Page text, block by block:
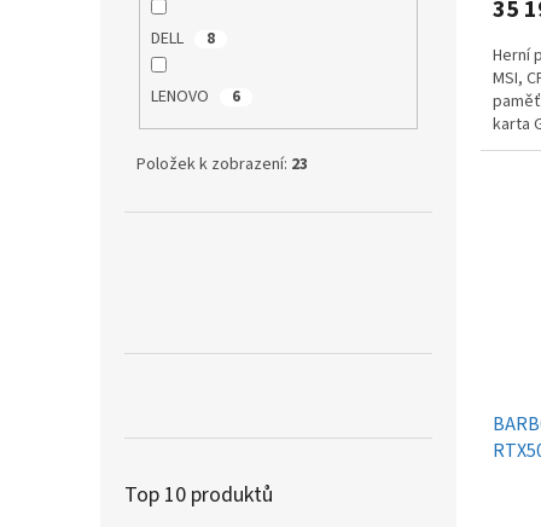
DELL 8
LENOVO 6
Položek k zobrazení: 23
Top 10 produktů
35
Herní
MSI,
paměť
karta